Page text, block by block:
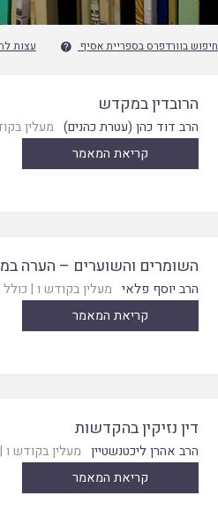
חיפוש בוורדפרס בספריית אסיף  עצות
הרובדין במקדש
הרב דוד כהן (עטרת כהנים) מעלין
קריאת המאמר
השומרים והשוערים – הערה
הרב יוסף פלאי מעלין בקודש ו |
קריאת המאמר
דין נזיקין בהקדשות
הרב אהרן ליכטנשטיין מעלין בקודש ו |
קריאת המאמר